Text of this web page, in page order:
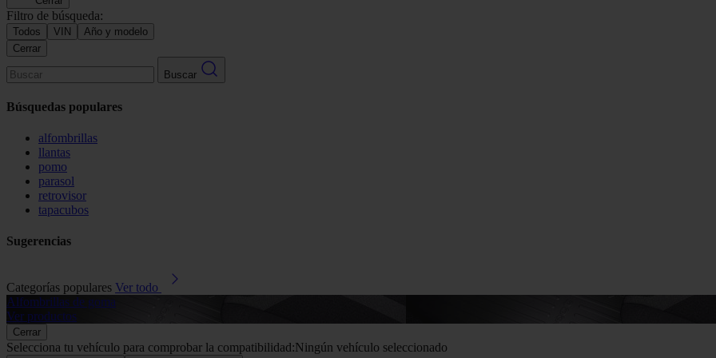
Filtro de búsqueda:
Todos VIN
Año y modelo
Cerrar
Buscar
Búsquedas populares
alfombrillas
llantas
pomo
parasol
retrovisor
tapacubos
Sugerencias
Categorías populares Ver todo
Alfombrillas de goma
Ver productos
Cerrar
Selecciona tu vehículo para comprobar la compatibilidad:Ningún vehículo seleccionado